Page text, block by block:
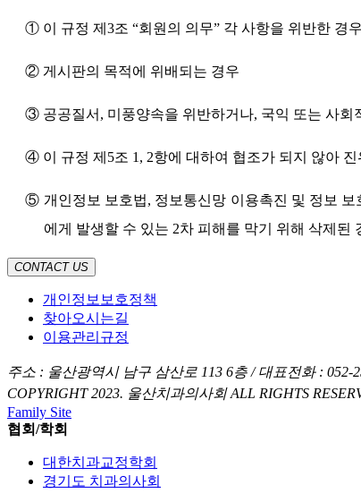
① 이 규정 제3조 “회원의 의무” 각 사항을 위반한 경우
② 게시판의 목적에 위배되는 경우
③ 공공질서, 미풍양속을 위반하거나, 국익 또는 사회
④ 이 규정 제5조 1, 2항에 대하여 협조가 되지 않아 진
⑤ 개인정보 보호법, 정보통신망 이용촉진 및 정보
에게 발생할 수 있는 2차 피해를 막기 위해 삭제된
CONTACT US
개인정보보호정책
찾아오시는길
이용관리규정
주소 : 울산광역시 남구 삼산로 113 6층 / 대표전화 : 052-
COPYRIGHT 2023. 울산치과의사회 ALL RIGHTS
Family Site
협회/학회
대한치과교정학회
경기도 치과의사회